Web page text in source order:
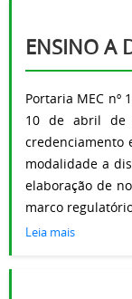
ENSINO A
Portaria MEC nº
10 de abril de
credenciamento
modalidade a
elaboração de
marco
Leia mais